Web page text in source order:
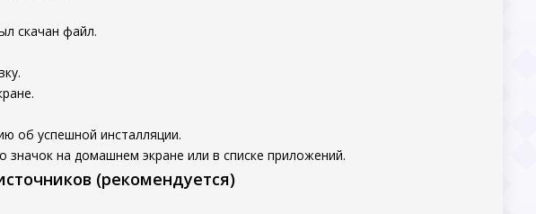
скачан файл.
об успешной инсталляции.
на домашнем экране или в списке приложений.
(рекомендуется)